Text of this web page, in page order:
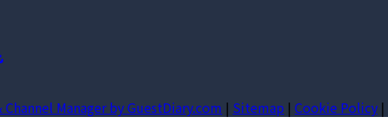
Manager by GuestDiary.com | Sitemap | Cookie Policy |